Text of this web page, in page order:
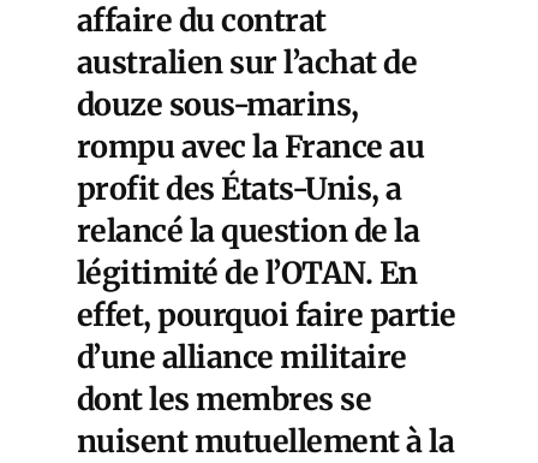
affaire du contrat
australien sur l’achat de
douze sous-marins,
rompu avec la France au
profit des États-Unis, a
relancé la question de la
légitimité de l’OTAN. En
effet, pourquoi faire partie
d’une alliance militaire
dont les membres se
nuisent mutuellement à la